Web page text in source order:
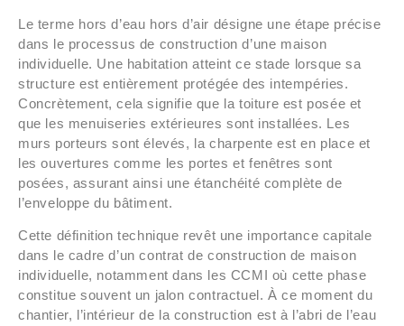
Le terme hors d’eau hors d’air désigne une étape précise
dans le processus de construction d’une maison
individuelle. Une habitation atteint ce stade lorsque sa
structure est entièrement protégée des intempéries.
Concrètement, cela signifie que la toiture est posée et
que les menuiseries extérieures sont installées. Les
murs porteurs sont élevés, la charpente est en place et
les ouvertures comme les portes et fenêtres sont
posées, assurant ainsi une étanchéité complète de
l’enveloppe du bâtiment.
Cette définition technique revêt une importance capitale
dans le cadre d’un contrat de construction de maison
individuelle, notamment dans les CCMI où cette phase
constitue souvent un jalon contractuel. À ce moment du
chantier, l’intérieur de la construction est à l’abri de l’eau